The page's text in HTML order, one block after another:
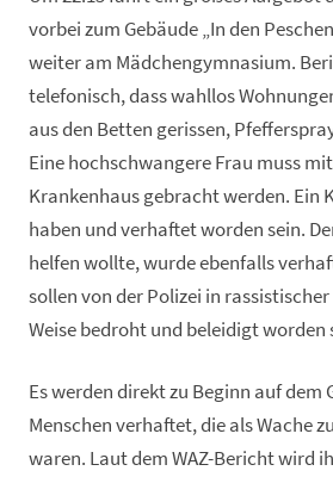
vorbei zum Gebäude „In den
weiter am Mädchengymnasium.
telefonisch, dass wahllos
aus den Betten gerissen,
Eine hochschwangere Frau muss
Krankenhaus gebracht werden. Ein
haben und verhaftet worden sein.
helfen wollte, wurde ebenfalls
sollen von der Polizei in
Weise bedroht und beleidigt worden
Es werden direkt zu Beginn auf dem
Menschen verhaftet, die als Wache
waren. Laut dem WAZ-Bericht wird